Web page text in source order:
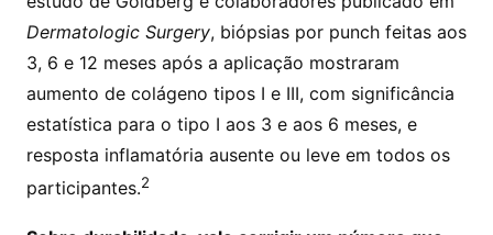
Dermatologic Surgery, biópsias por punch feitas aos
3, 6 e 12 meses após a aplicação mostraram
aumento de colágeno tipos I e III, com significância
estatística para o tipo I aos 3 e aos 6 meses, e
resposta inflamatória ausente ou leve em todos os
participantes.2